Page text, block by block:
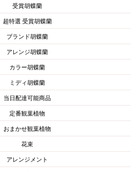
受賞胡蝶蘭
超特選 受賞胡蝶蘭
ブランド胡蝶蘭
アレンジ胡蝶蘭
カラー胡蝶蘭
ミディ胡蝶蘭
当日配達可能商品
定番観葉植物
おまかせ観葉植物
花束
アレンジメント